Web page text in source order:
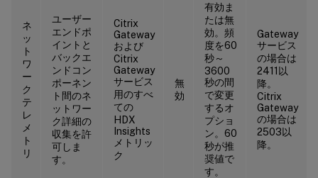
ネ
ッ
ト
ワ
ー
ク
テ
レ
メ
ト
リ
ユーザー
エンドポ
イントと
バックエ
ンドコン
ポーネン
ト間のネ
ットワー
ク詳細の
収集を許
可しま
す。
Citrix
Gateway
および
Citrix
Gateway
サービス
用のすべ
ての
HDX
Insights
メトリッ
ク
無
効
有効ま
たは無
効。頻
度を60
秒～
3600
秒の間
で変更
するオ
プショ
ン。60
秒が推
奨値で
す。
Gateway
サービス
の場合は
2411以
降。
Citrix
Gateway
の場合は
2503以
降。